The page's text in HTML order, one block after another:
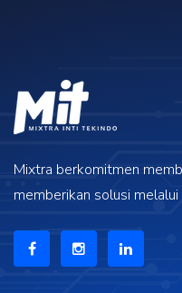
Mixtra berkomitmen
memberikan solusi